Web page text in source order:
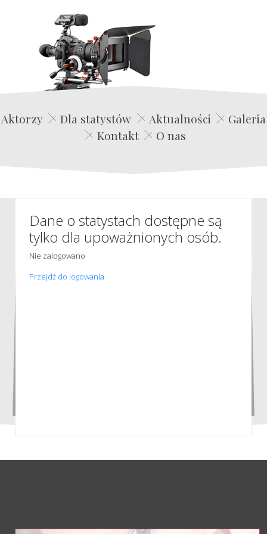
Edwin Film Agencja Aktorska
Aktorzy Dla statystów Aktualności
Galeria
Kontakt
O nas
Dane o statystach dostępne są
tylko dla upoważnionych osób.
Nie zalogowano
Przejdź do logowania